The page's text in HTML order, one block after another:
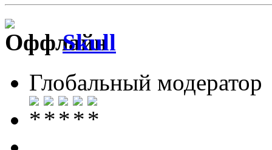
Skull
Глобальный модератор